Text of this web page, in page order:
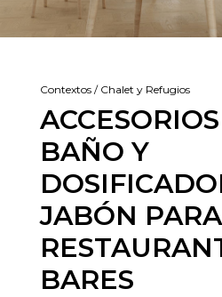
Contextos / Chalet y Refugios
BAÑO Y
JABÓN PARA
BARES